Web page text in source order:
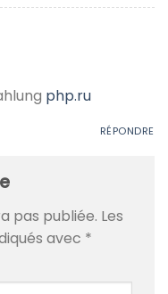
php.ru
RÉPONDRE
pas publiée. Les
avec *